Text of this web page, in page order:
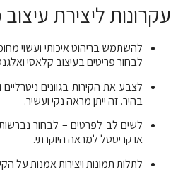
עקרונות ליצירת עיצוב
להשתמש בריהוט איכותי ועשוי
לבחור פריטים בעיצוב קלאסי
לצבע את הקירות בגוונים
בהיר. זה ייתן מראה נקי ועשיר.
לשים לב לפרטים – לבחור
או קריסטל למראה היוקרתי.
לתלות תמונות ויצירות אמנות על